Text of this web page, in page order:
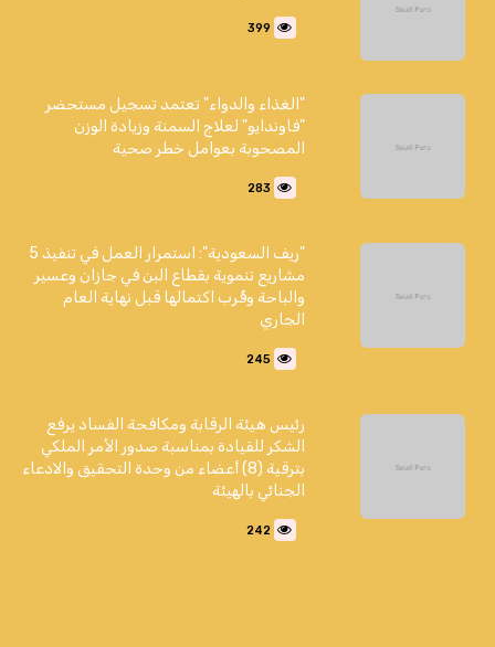
399
"الغذاء والدواء" تعتمد تسجيل مستحضر
"فاوندايو" لعلاج السمنة وزيادة الوزن
المصحوبة بعوامل خطر صحية
283
"ريف السعودية": استمرار العمل في تنفيذ 5
مشاريع تنموية بقطاع البن في جازان وعسير
والباحة وقُرب اكتمالها قبل نهاية العام
الجاري
245
رئيس هيئة الرقابة ومكافحة الفساد يرفع
الشكر للقيادة بمناسبة صدور الأمر الملكي
بترقية (8) أعضاء من وحدة التحقيق والادعاء
الجنائي بالهيئة
242